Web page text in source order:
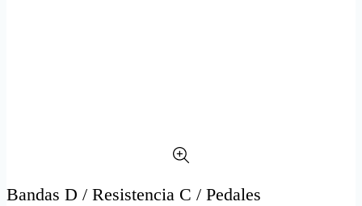
Bandas D / Resistencia C / Pedales